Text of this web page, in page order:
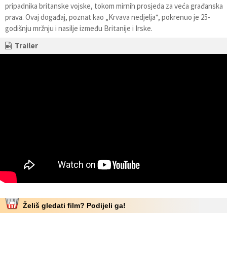
pripadnika britanske vojske, tokom mirnih prosjeda za veća građanska
prava. Ovaj događaj, poznat kao „Krvava nedjelja“, pokrenuo je 25-
godišnju mržnju i nasilje između Britanije i Irske.
Trailer
Želiš gledati film? Podijeli ga!